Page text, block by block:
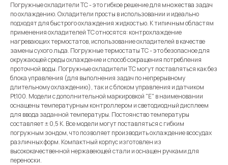
Погружные охладители TC - это гибкое решение для множества задач
по охлаждению. Охладители просты в использовании и идеально
подходят для быстрого охлаждения жидкостью. К типичным областям
применения охладителей ТС относятся: контрохлаждение
нагревающих термостатов, использование охладителей в качестве
замены сухого льда. Погружные термостаты ТС - это безопасное для
окружающей среды охлаждение и способ сокращения потребления
проточной воды. Погружные охладители TC могут поставляться как без
блока управления (для выполнения задач по непрерывному
длительному охлаждению), так и с блоком управления и датчиком
Pt100. Модели с дополнительной маркировкой "E" в наименовании
оснащены температурным контроллером и светодиодный дисплеем
для ввода заданной температуры. Постоянство температуры
составляет ± 0,5 K. Все модели могут поставляться с гибким
погружным зондом, что позволяет производить охлаждение всосудах
различных форм. Компактный корпус изготовлен из
высококачественной нержавеющей стали и оснащен ручками для
переноски.